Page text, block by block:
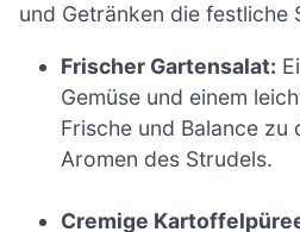
und Getränken die festliche
Frischer Gartensalat:
Gemüse und einem
Frische und Balance zu
Aromen des Strudels.
Cremige